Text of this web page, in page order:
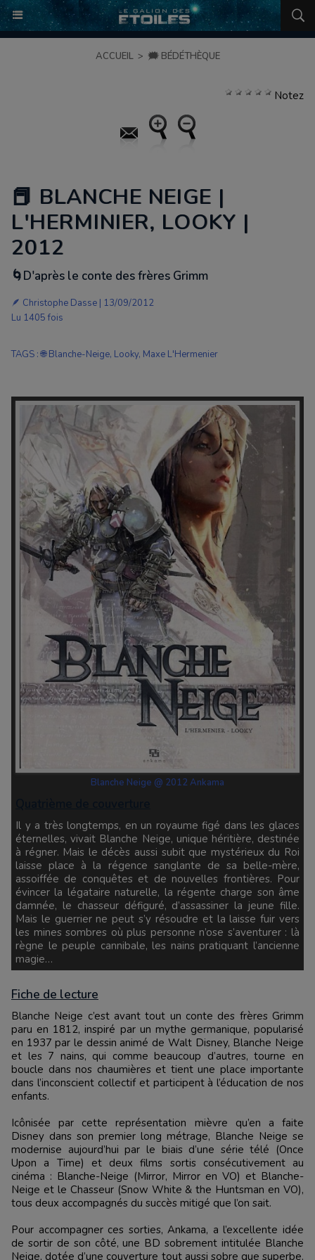
ACCUEIL > 🗯️ BÉDÉTHÈQUE
Notez
📕 BLANCHE NEIGE |
L'HERMINIER, LOOKY |
2012
🌀D'après le conte des frères Grimm
🪶 Christophe Dasse | 13/09/2012
Lu 1405 fois
TAGS :🌐 Blanche-Neige, Looky, Maxe L'Hermenier
Blanche Neige @ 2012 Ankama
Il y a très longtemps, en un royaume figé dans les glaces
éternelles, vivait Blanche Neige, unique héritière, destinée
à régner. Mais le décès aussi subit que mystérieux du Roi
laisse place à la régence sanglante de sa belle-mère,
assoiffée de conquêtes et de nouvelles frontières. Pour
évincer la légataire naturelle, la régente charge son âme
damnée, le chasseur défiguré, d’assassiner la jeune fille.
Mais le guerrier ne peut s’y résoudre et la laisse fuir vers
les mines sombres où plus personne n’ose s’aventurer : là
règne le peuple cannibale, les nains pratiquant l’ancienne
magie…
Fiche de lecture
Blanche Neige c’est avant tout un conte des frères Grimm
paru en 1812, inspiré par un mythe germanique, popularisé
en 1937 par le dessin animé de Walt Disney, Blanche Neige
et les 7 nains, qui comme beaucoup d’autres, tourne en
boucle dans nos chaumières et tient une place importante
dans l’inconscient collectif et participent à l’éducation de nos
enfants.
Icônisée par cette représentation mièvre qu’en a faite
Disney dans son premier long métrage, Blanche Neige se
modernise aujourd’hui par le biais d’une série télé (Once
Upon a Time) et deux films sortis consécutivement au
cinéma : Blanche-Neige (Mirror, Mirror en VO) et Blanche-
Neige et le Chasseur (Snow White & the Huntsman en VO),
tous deux accompagnés du succès mitigé que l’on sait.
Pour accompagner ces sorties, Ankama, a l’excellente idée
de sortir de son côté, une BD sobrement intitulée Blanche
Neige, dotée d’une couverture tout aussi sobre que superbe.